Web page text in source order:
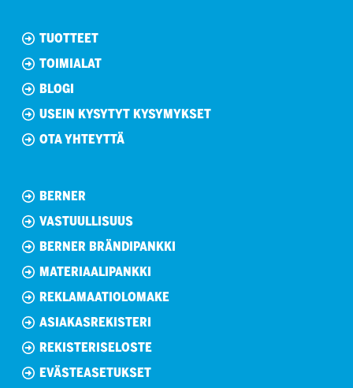
TUOTTEET
TOIMIALAT
BLOGI
USEIN KYSYTYT KYSYMYKSET
OTA YHTEYTTÄ
BERNER
VASTUULLISUUS
BERNER BRÄNDIPANKKI
MATERIAALIPANKKI
REKLAMAATIOLOMAKE
ASIAKASREKISTERI
REKISTERISELOSTE
EVÄSTEASETUKSET